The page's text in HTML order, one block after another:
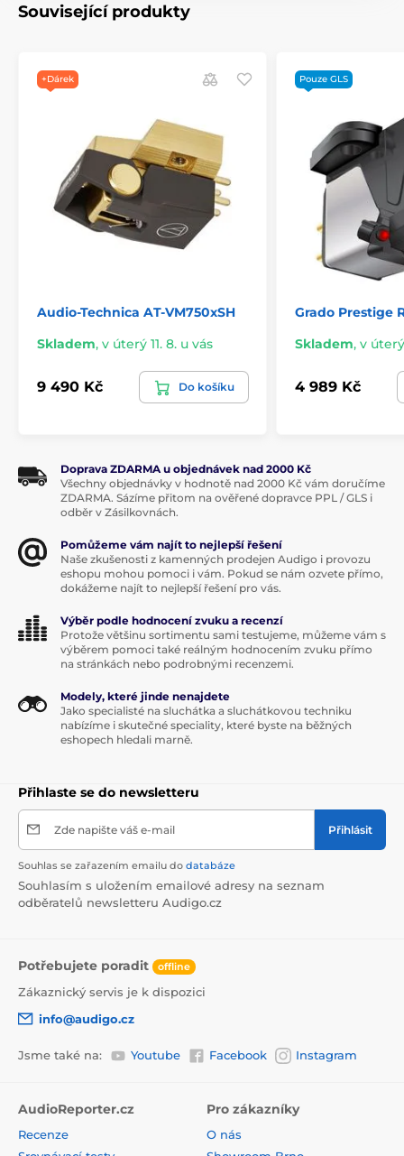
Související produkty
+Dárek
Audio-Technica AT-VM750xSH
Skladem, v úterý 11. 8. u vás
9 490 Kč Do košíku
Pouze GLS
Grado Prestige
Skladem, v úterý
4 989 Kč
Doprava ZDARMA u objednávek nad 2000 Kč
Všechny objednávky v hodnotě nad 2000 Kč vám doručíme
ZDARMA. Sázíme přitom na ověřené dopravce PPL / GLS i
odběr v Zásilkovnách.
Pomůžeme vám najít to nejlepší řešení
Naše zkušenosti z kamenných prodejen Audigo i provozu
eshopu mohou pomoci i vám. Pokud se nám ozvete přímo,
dokážeme najít to nejlepší řešení pro vás.
Výběr podle hodnocení zvuku a recenzí
Protože většinu sortimentu sami testujeme, můžeme vám s
výběrem pomoci také reálným hodnocením zvuku přímo
na stránkách nebo podrobnými recenzemi.
Modely, které jinde nenajdete
Jako specialisté na sluchátka a sluchátkovou techniku
nabízíme i skutečné speciality, které byste na běžných
eshopech hledali marně.
Přihlaste se do newsletteru
Zde napište váš e-mail Přihlásit
Souhlas se zařazením emailu do databáze
Souhlasím s uložením emailové adresy na seznam
odběratelů newsletteru Audigo.cz
Potřebujete poradit offline
Zákaznický servis je k dispozici
info@audigo.cz
Jsme také na: Youtube Facebook Instagram
AudioReporter.cz
Recenze
Pro zákazníky
O nás